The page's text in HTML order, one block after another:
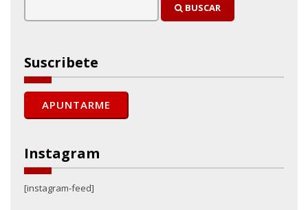
BUSCAR
Suscribete
Instagram
[instagram-feed]